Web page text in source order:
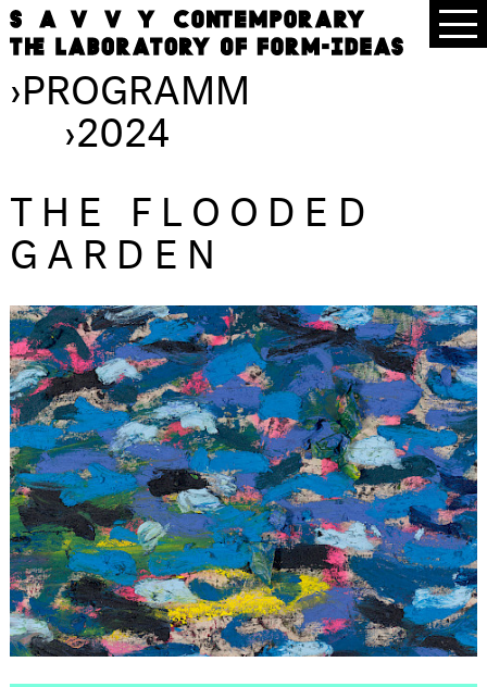
›PROGRAMM
›2024
THE FLOODED
GARDEN